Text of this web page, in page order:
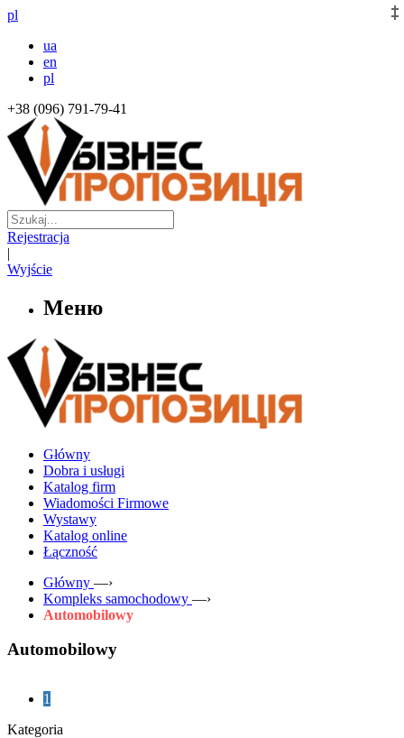
pl
ua
en
pl
+38 (096) 791-79-41
Rejestracja
|
Wyjście
Меню
Główny
Dobra i usługi
Katalog firm
Wiadomości Firmowe
Wystawy
Katalog online
Łączność
Główny —›
Kompleks samochodowy —›
Automobilowy
Automobilowy
1
Kategoria